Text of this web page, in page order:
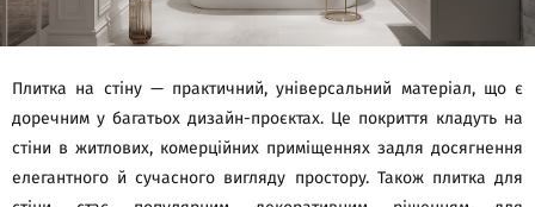
Плитка на стіну — практичний, універсальний матеріал, що є
доречним у багатьох дизайн-проєктах. Це покриття кладуть на
стіни в житлових, комерційних приміщеннях задля досягнення
елегантного й сучасного вигляду простору. Також плитка для